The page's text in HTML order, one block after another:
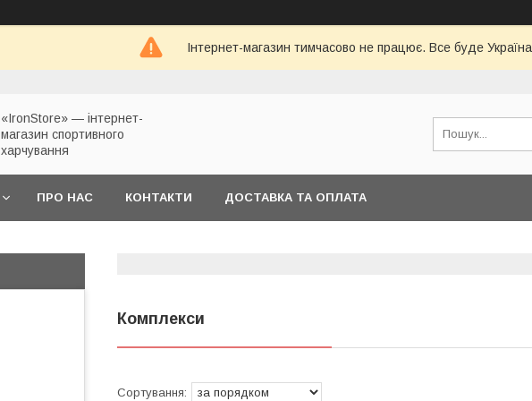
Інтернет-магазин тимчасово не працює. Все буде
«IronStore» — інтернет-
магазин спортивного
харчування
ПРО НАС КОНТАКТИ ДОСТАВКА ТА ОПЛАТА
Комплекси